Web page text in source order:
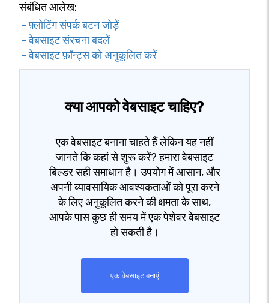
संबंधित आलेख:
- फ़्लोटिंग संपर्क बटन जोड़ें
- वेबसाइट संरचना बदलें
- वेबसाइट फ़ॉन्ट्स को अनुकूलित करें
क्या आपको वेबसाइट चाहिए?
एक वेबसाइट बनाना चाहते हैं लेकिन यह नहीं
जानते कि कहां से शुरू करें? हमारा वेबसाइट
बिल्डर सही समाधान है। उपयोग में आसान, और
अपनी व्यावसायिक आवश्यकताओं को पूरा करने
के लिए अनुकूलित करने की क्षमता के साथ,
आपके पास कुछ ही समय में एक पेशेवर वेबसाइट
हो सकती है।
एक वेबसाइट बनाएं